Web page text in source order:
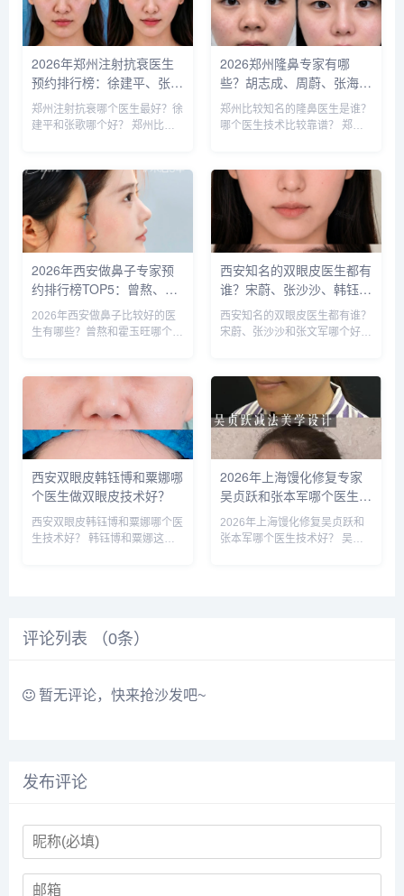
据顾客...
分析下...
2026年郑州注射抗衰医生
预约排行榜：徐建平、张
歌、赵永华、张婉霞、王妍
芝、唐喜、李娟、朱怡梦哪
郑州注射抗衰哪个医生最好？徐
建平和张歌哪个好？ 郑州比较
芝、唐喜、李娟、朱怡梦。徐建
平和张歌医生是咨询和预约最多
的医生，咨询预约添加微信号：
bia...
2026郑州隆鼻专家有哪
些？胡志成、周蔚、张海
洋、王启立、张鹏、李冰谁
做鼻子更好？
郑州比较知名的隆鼻医生是谁？
哪个医生技术比较靠谱？ 郑州
李冰等，胡医生和张医生咨询和
预约的人最多，技术也更靠谱
些，咨询预约添加微信号：
bianm...
2026年西安做鼻子专家预
约排行榜TOP5：曾熬、霍
玉旺、房志强、蒋立、刘宝
军哪个更好？
2026年西安做鼻子比较好的医
生有哪些？曾熬和霍玉旺哪个更
立、刘宝军等，医生的技术都很
靠谱，案例也非常多，对比的
话，建议实地面诊，曾医生和霍
医生是...
西安知名的双眼皮医生都有
谁？宋蔚、张沙沙、韩钰
博、王璇、张文军谁做双眼
皮更好？
西安知名的双眼皮医生都有谁？
宋蔚、张沙沙和张文军哪个好？
等，这几位医生都是咨询和预约
最多的，双眼皮案例比较多，咨
询预约添加微信号：bianme...
西安双眼皮韩钰博和粟娜哪
个医生做双眼皮技术好？
西安双眼皮韩钰博和粟娜哪个医
生技术好？ 韩钰博和粟娜这两
建议可以...
2026年上海馒化修复专家
吴贞跃和张本军哪个医生做
馒化修复技术好？
2026年上海馒化修复吴贞跃和
张本军哪个医生技术好？ 吴贞
评论列表 （0条）
暂无评论，快来抢沙发吧~
发布评论